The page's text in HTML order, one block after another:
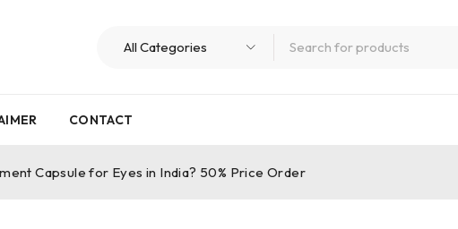
CONTACT
Capsule for Eyes in India? 50% Price Order